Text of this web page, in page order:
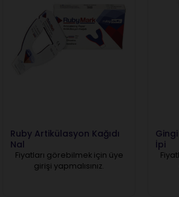
Ruby Artikülasyon Kağıdı
Nal
Fiyatları görebilmek için üye
girişi yapmalısınız.
İpi